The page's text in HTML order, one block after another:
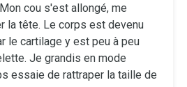
cou s'est allongé, me
la tête. Le corps est devenu
le cartilage y est peu à peu
Je grandis en mode
essaie de rattraper la taille de